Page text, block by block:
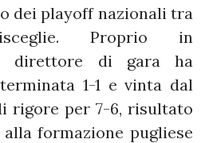
dei playoff nazionali tra
Proprio in
il direttore di gara ha
1-1 e vinta dal
rigore per 7-6, risultato
formazione pugliese